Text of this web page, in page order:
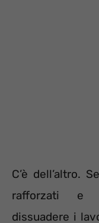
C’è dell’altro.
rafforzati e
dissuadere i